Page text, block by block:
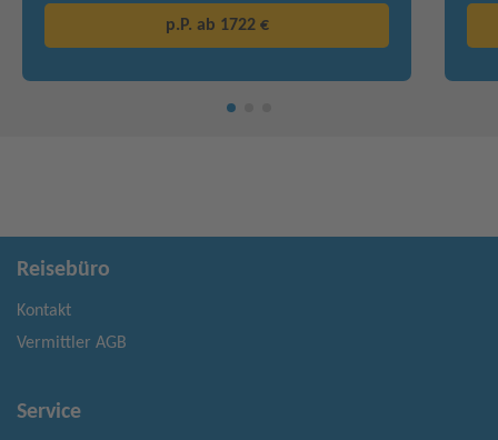
p.P. ab 1722 €
Reisebüro
Kontakt
Vermittler AGB
Service